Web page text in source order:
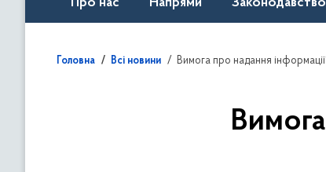
Про нас Напрями Законодавство
Головна Всі новини Вимога про надання